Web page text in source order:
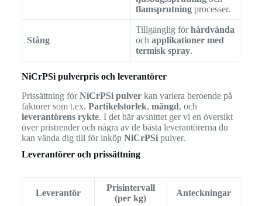
flamsprutningprocesser.
Stång
Tillgänglig förhårdvända
och applikationer med
termisk spray.
NiCrPSi pulverpris och leverantörer
Prissättning förNiCrPSi pulverkan variera beroende på
faktorer som t.ex. Partikelstorlek, mängd, och
leverantörens rykte. I det här avsnittet ger vi en översikt
över pristrender och några av de bästa leverantörerna du
kan vända dig till för inköp NiCrPSipulver.
Leverantörer och prissättning
Leverantör
Prisintervall
(per kg)
Anteckningar